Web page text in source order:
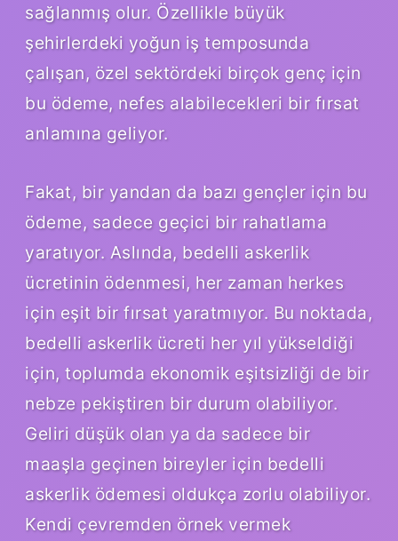
sağlanmış olur. Özellikle büyük
şehirlerdeki yoğun iş temposunda
çalışan, özel sektördeki birçok genç için
bu ödeme, nefes alabilecekleri bir fırsat
anlamına geliyor.
Fakat, bir yandan da bazı gençler için bu
ödeme, sadece geçici bir rahatlama
yaratıyor. Aslında, bedelli askerlik
ücretinin ödenmesi, her zaman herkes
için eşit bir fırsat yaratmıyor. Bu noktada,
bedelli askerlik ücreti her yıl yükseldiği
için, toplumda ekonomik eşitsizliği de bir
nebze pekiştiren bir durum olabiliyor.
Geliri düşük olan ya da sadece bir
maaşla geçinen bireyler için bedelli
askerlik ödemesi oldukça zorlu olabiliyor.
Kendi çevremden örnek vermek